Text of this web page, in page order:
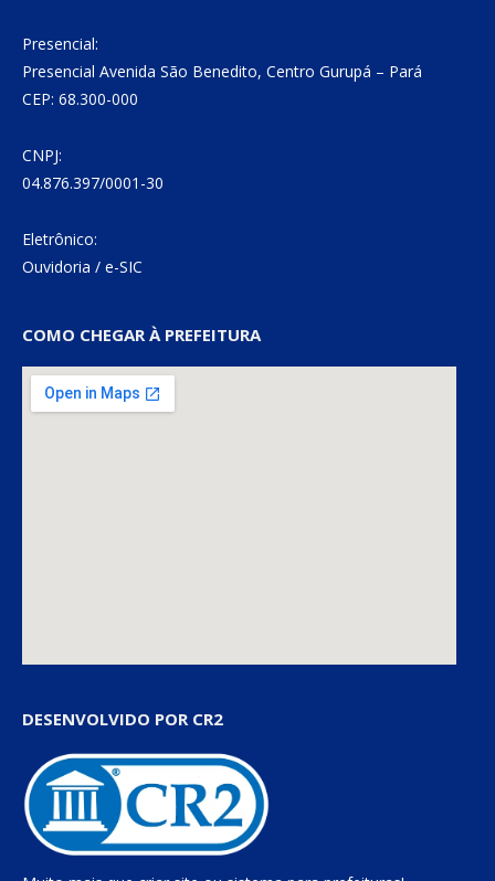
Presencial:
Presencial Avenida São Benedito, Centro Gurupá – Pará
CEP: 68.300-000
CNPJ:
04.876.397/0001-30
Eletrônico:
Ouvidoria / e-SIC
COMO CHEGAR À PREFEITURA
DESENVOLVIDO POR CR2